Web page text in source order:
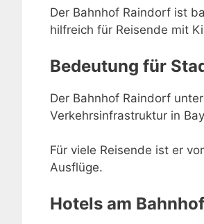
Der Bahnhof Raindorf ist
hilfreich für Reisende mit
Bedeutung für
Der Bahnhof Raindorf
Verkehrsinfrastruktur in
Für viele Reisende ist er
Ausflüge.
Hotels am